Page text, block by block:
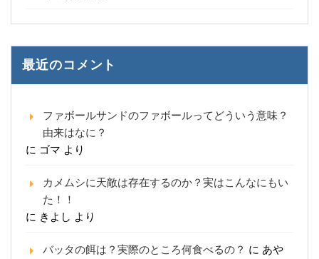
最近のコメント
ファボールサンドのファボールってどういう意味？
由来はなに？
に ゴマ より
カメムシに天敵は存在するのか？実はこんなにもい
た！！
に きよし より
バッタの餌は？実際のところ何食べるの？ に あや